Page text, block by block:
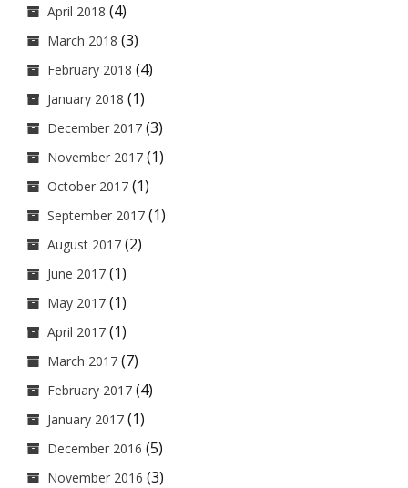
April 2018 (4)
March 2018 (3)
February 2018 (4)
January 2018 (1)
December 2017 (3)
November 2017 (1)
October 2017 (1)
September 2017 (1)
August 2017 (2)
June 2017 (1)
May 2017 (1)
April 2017 (1)
March 2017 (7)
February 2017 (4)
January 2017 (1)
December 2016 (5)
November 2016 (3)